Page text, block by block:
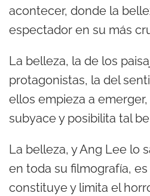
acontecer, donde la
espectador en su más
La belleza, la de los
protagonistas, la del
ellos empieza a
subyace y posibilita tal
La belleza, y Ang Lee lo
en toda su filmografía,
constituye y limita el